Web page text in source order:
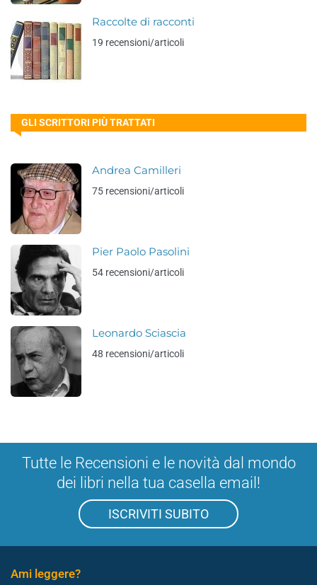
Raccolte di racconti
19 recensioni/articoli
GLI SCRITTORI PIÙ TRATTATI
Andrea Camilleri
75 recensioni/articoli
Pier Paolo Pasolini
54 recensioni/articoli
Leonardo Sciascia
48 recensioni/articoli
Tutte le Recensioni e le novità dal mondo
dei libri nella tua casella email!
ISCRIVITI SUBITO
Ami leggere?